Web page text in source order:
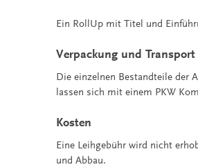
Ein RollUp mit Titel und
Verpackung und Transport
Die einzelnen Bestandteile der
lassen sich mit einem PKW
Kosten
Eine Leihgebühr wird nicht
und Abbau.